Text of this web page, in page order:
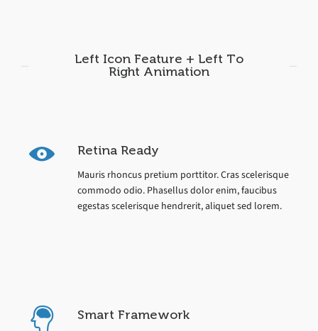
Left Icon Feature + Left To
Right Animation
Retina Ready
Mauris rhoncus pretium porttitor. Cras scelerisque
commodo odio. Phasellus dolor enim, faucibus
egestas scelerisque hendrerit, aliquet sed lorem.
Smart Framework